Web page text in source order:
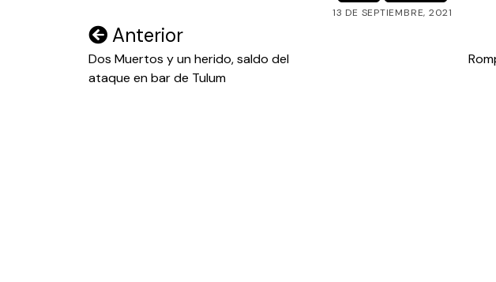
13 DE SEPTIEMBRE, 2021
Navegación
de
entradas
Anterior
Dos Muertos y un herido, saldo del
ataque en bar de Tulum